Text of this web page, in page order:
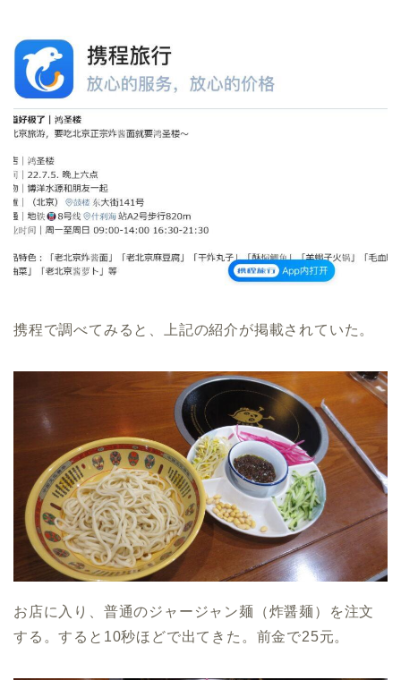
携程で調べてみると、上記の紹介が掲載されていた。
お店に入り、普通のジャージャン麺（炸醤麺）を注文
する。すると10秒ほどで出てきた。前金で25元。